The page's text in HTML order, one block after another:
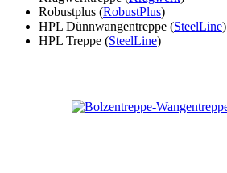
Robustplus (RobustPlus)
HPL Dünnwangentreppe (SteelLine)
HPL Treppe (SteelLine)